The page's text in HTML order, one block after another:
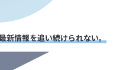
新情報を追い続けられない。